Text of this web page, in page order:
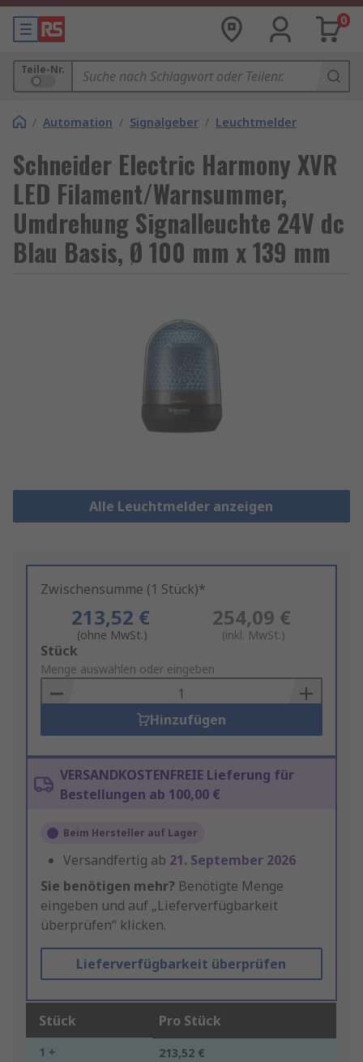
0
Teile-Nr.
/ Automation / Signalgeber / Leuchtmelder
Schneider Electric Harmony XVR
LED Filament/Warnsummer,
Umdrehung Signalleuchte 24V dc
Blau Basis, Ø 100 mm x 139 mm
Alle Leuchtmelder anzeigen
Zwischensumme (1 Stück)*
213,52 €
(ohne MwSt.)
254,09 €
(inkl. MwSt.)
Add
to
Basket
Stück
Menge auswählen oder eingeben
Hinzufügen
VERSANDKOSTENFREIE Lieferung für
Bestellungen ab 100,00 €
Beim Hersteller auf Lager
Versandfertig ab 21. September 2026
Sie benötigen mehr? Benötigte Menge
eingeben und auf „Lieferverfügbarkeit
überprüfen“ klicken.
Lieferverfügbarkeit überprüfen
Stück Pro Stück
1 + 213,52 €